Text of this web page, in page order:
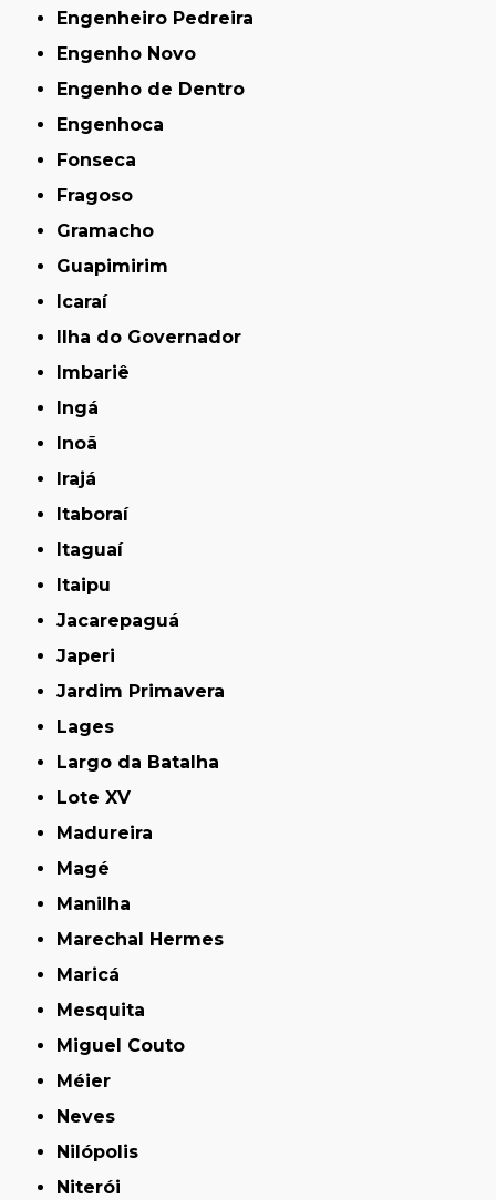
Engenheiro Pedreira
Engenho Novo
Engenho de Dentro
Engenhoca
Fonseca
Fragoso
Gramacho
Guapimirim
Icaraí
Ilha do Governador
Imbariê
Ingá
Inoã
Irajá
Itaboraí
Itaguaí
Itaipu
Jacarepaguá
Japeri
Jardim Primavera
Lages
Largo da Batalha
Lote XV
Madureira
Magé
Manilha
Marechal Hermes
Maricá
Mesquita
Miguel Couto
Méier
Neves
Nilópolis
Niterói